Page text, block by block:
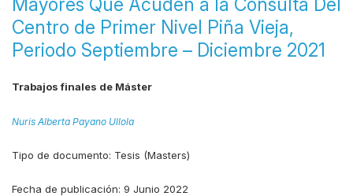
Mayores Que Acuden a la Consulta Del
Centro de Primer Nivel Piña Vieja,
Periodo Septiembre – Diciembre 2021
Trabajos finales de Máster
Nuris Alberta Payano Ullola
Tipo de documento: Tesis (Masters)
Fecha de publicación: 9 Junio 2022